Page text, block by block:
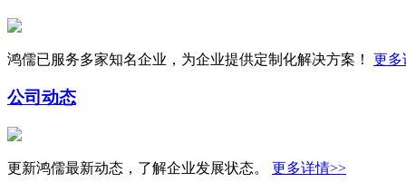
鸿儒已服务多家知名企业，为企业提供定制化解决方案！ 更多
公司动态
更新鸿儒最新动态，了解企业发展状态。 更多详情>>